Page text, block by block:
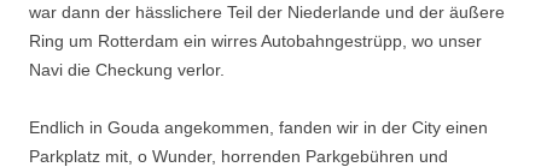
war dann der hässlichere Teil der Niederlande und der äußere
Ring um Rotterdam ein wirres Autobahngestrüpp, wo unser
Navi die Checkung verlor.
Endlich in Gouda angekommen, fanden wir in der City einen
Parkplatz mit, o Wunder, horrenden Parkgebühren und